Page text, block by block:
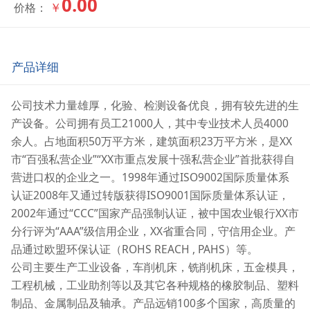
价格： ￥ 0.00
产品详细
公司技术力量雄厚，化验、检测设备优良，拥有较先进的生
产设备。公司拥有员工21000人，其中专业技术人员4000
余人。占地面积50万平方米，建筑面积23万平方米，是XX
市“百强私营企业”“XX市重点发展十强私营企业”首批获得自
营进口权的企业之一。1998年通过ISO9002国际质量体系
认证2008年又通过转版获得ISO9001国际质量体系认证，
2002年通过“CCC”国家产品强制认证，被中国农业银行XX市
分行评为“AAA”级信用企业，XX省重合同，守信用企业。产
品通过欧盟环保认证（ROHS REACH , PAHS）等。
公司主要生产工业设备，车削机床，铣削机床，五金模具，
工程机械，工业助剂等以及其它各种规格的橡胶制品、塑料
制品、金属制品及轴承。产品远销100多个国家，高质量的